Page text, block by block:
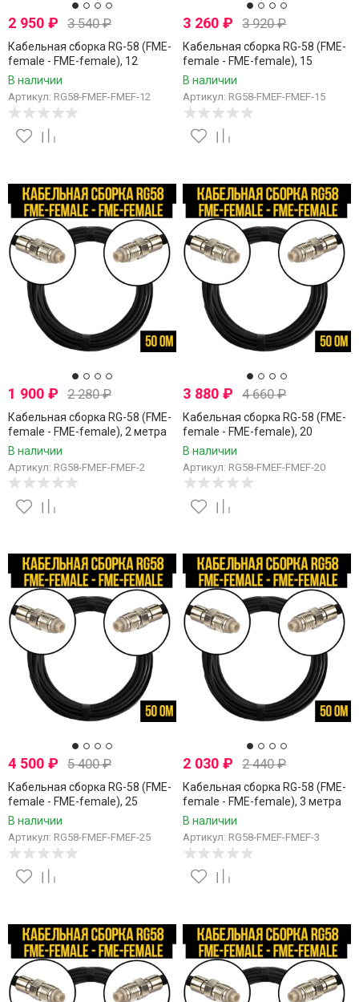
2 950 ₽ 3 540₽
Кабельная сборка RG-58 (FME-
female - FME-female), 12
метров
В наличии
Артикул: RG58-FMEF-FMEF-12
3 260₽ 3 920₽
Кабельная сборка RG-58 (FME-
female - FME-female), 15
метров
В наличии
Артикул: RG58-FMEF-FMEF-15
1 900 ₽ 2 280₽
Кабельная сборка RG-58 (FME-
female - FME-female), 2 метра
В наличии
Артикул: RG58-FMEF-FMEF-2
3 880₽ 4 660₽
Кабельная сборка RG-58 (FME-
female - FME-female), 20
метров
В наличии
Артикул: RG58-FMEF-FMEF-20
4 500 ₽ 5 400₽
Кабельная сборка RG-58 (FME-
female - FME-female), 25
метров
В наличии
Артикул: RG58-FMEF-FMEF-25
2 030₽ 2 440₽
Кабельная сборка RG-58 (FME-
female - FME-female), 3 метра
В наличии
Артикул: RG58-FMEF-FMEF-3